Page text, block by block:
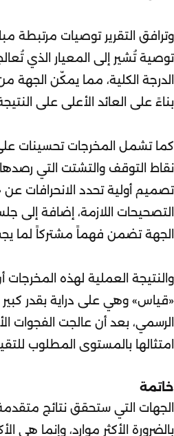
وترافق التقرير توصيات مرتبطة
توصية تُشير إلى المعيار الذي
الدرجة الكلية، مما يمكّن الجهة
بناءً على العائد الأعلى على
كما تشمل المخرجات تحسينات
نقاط التوقف والتشتت التي
تصميم أولية تحدد الانحرافات
التصحيحات اللازمة، إضافة إلى
الجهة تضمن فهماً مشتركاً لما
والنتيجة العملية لهذه
«قياس» وهي على دراية بقدر
الرسمي، بعد أن عالجت الفجوات
امتثالها بالمستوى المطلوب
خاتمة
بالضرورة الأكثر موارد، وإنما هي